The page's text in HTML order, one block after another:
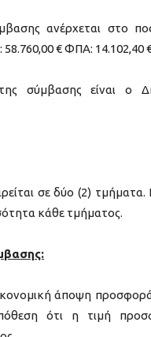
ανέρχεται στο
€ ΦΠΑ: 14.102,40
σύμβασης είναι ο
σε δύο (2)
κάθε τμήματος.
άποψη
ότι η τιμή